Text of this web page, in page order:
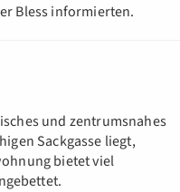
Bless informierten.
und zentrumsnahes
Sackgasse liegt,
bietet viel